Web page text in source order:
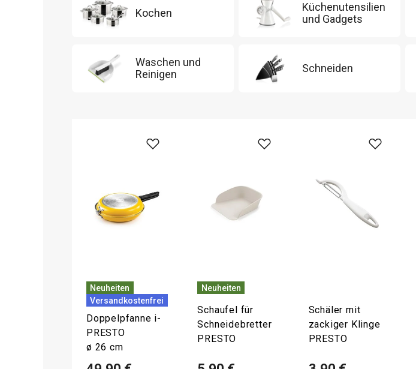
Kochen
Küchenutensilien
und Gadgets
Waschen und
Reinigen
Schneiden
Neuheiten
Versandkostenfrei
Doppelpfanne i-
PRESTO
ø 26 cm
Neuheiten
Schaufel für
Schneidebretter
PRESTO
Schäler mit
zackiger Klinge
PRESTO